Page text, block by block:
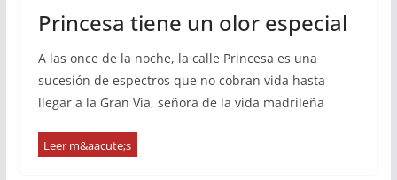
Princesa tiene un olor especial
A las once de la noche, la calle Princesa es una
sucesión de espectros que no cobran vida hasta
llegar a la Gran Vía, señora de la vida madrileña